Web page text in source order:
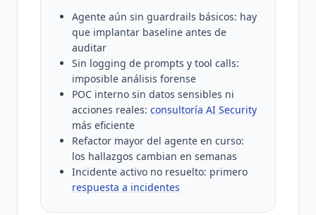
Agente aún sin guardrails básicos: hay
que implantar baseline antes de
auditar
Sin logging de prompts y tool calls:
imposible análisis forense
POC interno sin datos sensibles ni
acciones reales: consultoría AI Security
más eficiente
Refactor mayor del agente en curso:
los hallazgos cambian en semanas
Incidente activo no resuelto: primero
respuesta a incidentes